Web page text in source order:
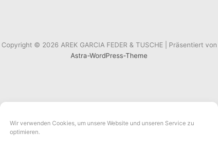
Wir verwenden Cookies, um unsere Website und unseren Service zu
optimieren.
Copyright © 2026 AREK GARCIA FEDER & TUSCHE | Präsentiert von
Astra-WordPress-Theme